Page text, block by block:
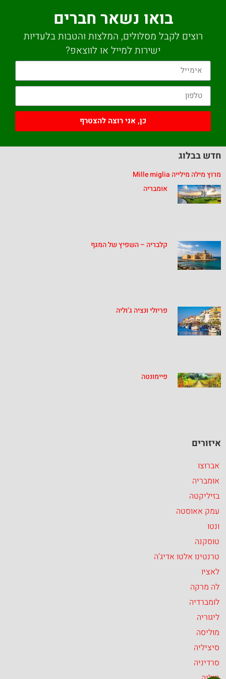
בואו נשאר חברים
רוצים לקבל מסלולים, המלצות והטבות בלעדיות
ישירות למייל או לווצאפ?
כן, אני רוצה להצטרף
חדש בבלוג
מרוץ מילה מילייה Mille miglia
אומבריה
קלבריה – השפיץ של המגף
פריולי ונציה ג’וליה
פיימונטה
איזורים
אברוצו
אומבריה
בזיליקטה
עמק אאוסטה
ונטו
טוסקנה
טרנטינו אלטו אדיג’ה
לאציו
לה מרקה
לומברדיה
ליגוריה
מוליסה
סיציליה
סרדיניה